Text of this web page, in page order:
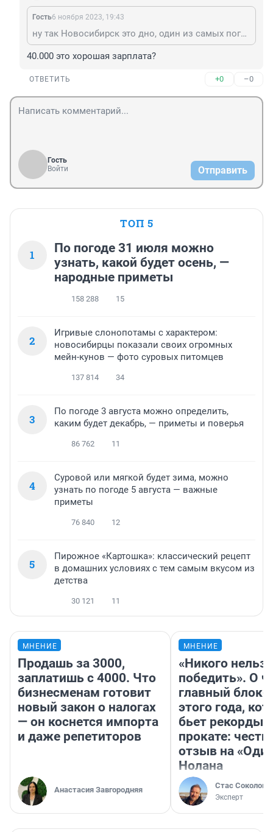
Гость6 ноября 2023, 19:43
ну так Новосибирск это дно, один из самых поганых городов. Зарплата только хорошая, работа есть.
40.000 это хорошая зарплата?
ОТВЕТИТЬ +0 –0
Гость
Войти
Отправить
ТОП 5
1
По погоде 31 июля можно
узнать, какой будет осень, —
народные приметы
158 288 15
2
Игривые слонопотамы с характером:
новосибирцы показали своих огромных
мейн-кунов — фото суровых питомцев
137 814 34
3
По погоде 3 августа можно определить,
каким будет декабрь, — приметы и поверья
86 762 11
4
Суровой или мягкой будет зима, можно
узнать по погоде 5 августа — важные
приметы
76 840 12
5
Пирожное «Картошка»: классический рецепт
в домашних условиях с тем самым вкусом из
детства
30 121 11
МНЕНИЕ
Продашь за 3000,
заплатишь с 4000. Что
бизнесменам готовит
новый закон о налогах
— он коснется импорта
и даже репетиторов
Анастасия Завгородняя
МНЕНИЕ
«Никого нельзя
победить». О
главный
этого года,
бьет рекорды в
прокате:
отзыв на
Нолана
Стас Соколов
Эксперт